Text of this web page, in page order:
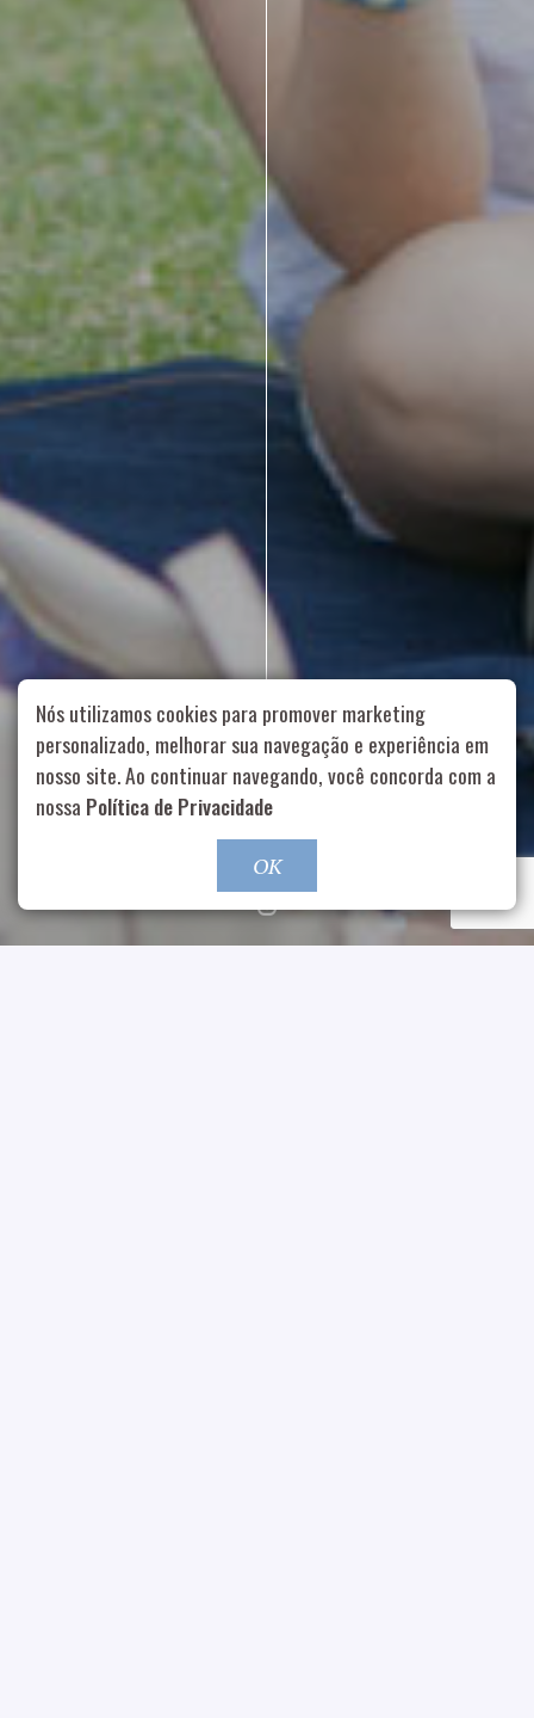
Rua Aurélia, 1714 – Vila Romana, São Paulo – SP | 55 11
99178-5848 | contato@nucleofood.com
Role para continar
Nós utilizamos cookies para promover marketing
personalizado, melhorar sua navegação e experiência em
nosso site. Ao continuar navegando, você concorda com a
nossa Política de Privacidade
OK